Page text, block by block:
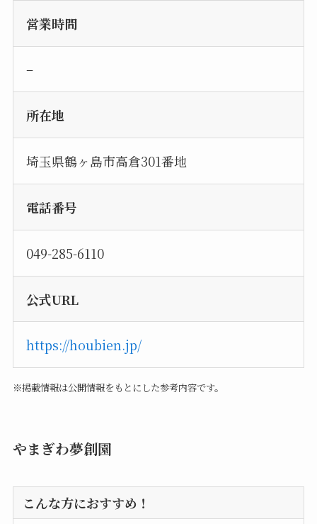
営業時間
–
所在地
埼玉県鶴ヶ島市高倉301番地
電話番号
049-285-6110
公式URL
https://houbien.jp/
※掲載情報は公開情報をもとにした参考内容です。
やまぎわ夢創園
こんな方におすすめ！